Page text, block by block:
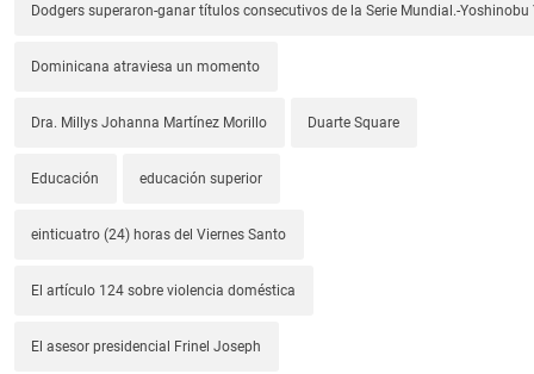
Dodgers superaron-ganar títulos consecutivos de la Serie Mundial.-
Dominicana atraviesa un momento
Dra. Millys Johanna Martínez Morillo Duarte Square
Educación educación superior
einticuatro (24) horas del Viernes Santo
El artículo 124 sobre violencia doméstica
El asesor presidencial Frinel Joseph